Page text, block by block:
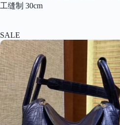
工缝制 30cm
SALE